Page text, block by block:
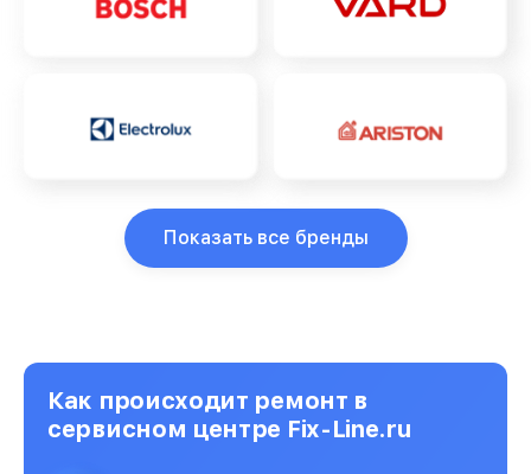
Показать все бренды
Как происходит ремонт в
сервисном центре Fix-Line.ru